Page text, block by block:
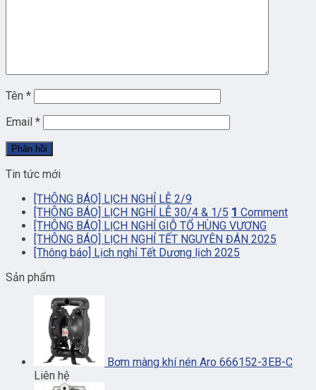
Tên *
Email *
Tin tức mới
[THÔNG BÁO] LỊCH NGHỈ LỄ 2/9
[THÔNG BÁO] LỊCH NGHỈ LỄ 30/4 & 1/5 1 Comment
[THÔNG BÁO] LỊCH NGHỈ GIỖ TỔ HÙNG VƯƠNG
[THÔNG BÁO] LỊCH NGHỈ TẾT NGUYÊN ĐÁN 2025
[Thông báo] Lịch nghỉ Tết Dương lịch 2025
Sản phẩm
Bơm màng khí nén Aro 666152-3EB-C
Liên hệ